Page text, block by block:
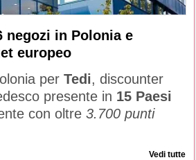
negozi in Polonia e
europeo
per Tedi, discounter
presente in 15 Paesi
con oltre 3.700 punti
Vedi tutte